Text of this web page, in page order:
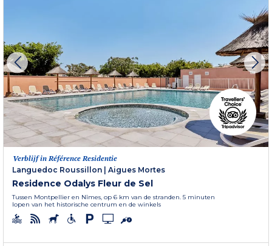
Verblijf in Référence Residentie
Languedoc Roussillon | Aigues Mortes
Residence Odalys Fleur de Sel
Tussen Montpellier en Nîmes, op 6 km van de stranden. 5 minuten
lopen van het historische centrum en de winkels